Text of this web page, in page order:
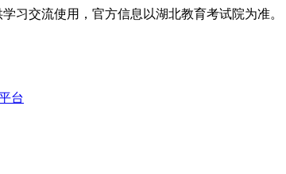
习交流使用，官方信息以湖北教育考试院为准。
台